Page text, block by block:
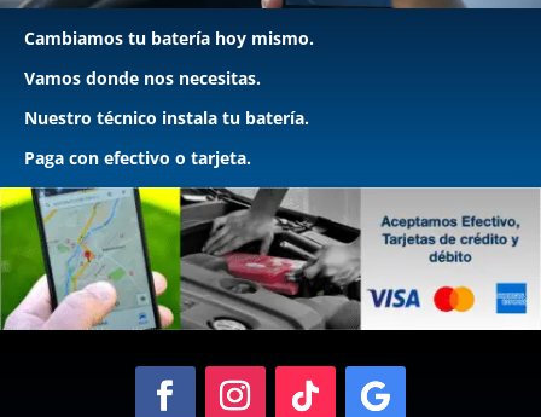
Cambiamos tu batería hoy mismo.
Vamos donde nos necesitas.
Nuestro técnico instala tu batería.
Paga con efectivo o tarjeta.